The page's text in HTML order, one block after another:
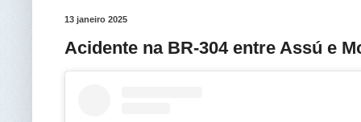
13 janeiro 2025
Acidente na BR-304 entre Assú e